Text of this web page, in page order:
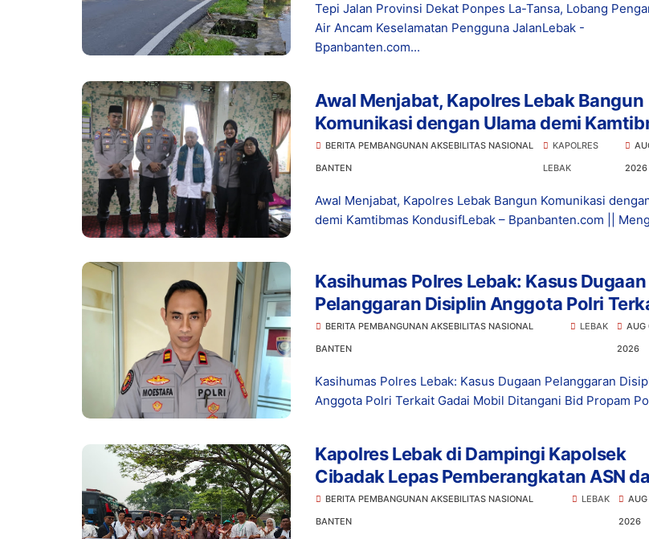
Tepi Jalan Provinsi Dekat Ponpes La-Tansa, Lobang
Air Ancam Keselamatan Pengguna JalanLebak -
Bpanbanten.com...
Awal Menjabat, Kapolres Lebak Bangun
Komunikasi dengan Ulama demi
Kondusif
BERITA PEMBANGUNAN AKSEBILITAS NASIONAL
BANTEN
KAPOLRES
LEBAK
2026
Awal Menjabat, Kapolres Lebak Bangun Komunikasi
demi Kamtibmas KondusifLebak – Bpanbanten.com ||
Kasihumas Polres Lebak: Kasus Dugaan
Pelanggaran Disiplin Anggota Polri
Gadai Mobil Ditangani Bid Propam Polda
Banten
BERITA PEMBANGUNAN AKSEBILITAS NASIONAL
BANTEN
LEBAK
AUG
2026
Kasihumas Polres Lebak: Kasus Dugaan Pelanggaran
Anggota Polri Terkait Gadai Mobil Ditangani Bid Propam
Kapolres Lebak di Dampingi Kapolsek
Cibadak Lepas Pemberangkatan ASN
PKK Untuk Mengikuti Dzikir dan Do'a
Kebangsaan Ke Jakarta
BERITA PEMBANGUNAN AKSEBILITAS NASIONAL
BANTEN
LEBAK
AUG
2026